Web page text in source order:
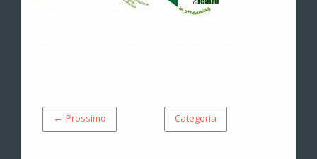
← Prossimo Categoria